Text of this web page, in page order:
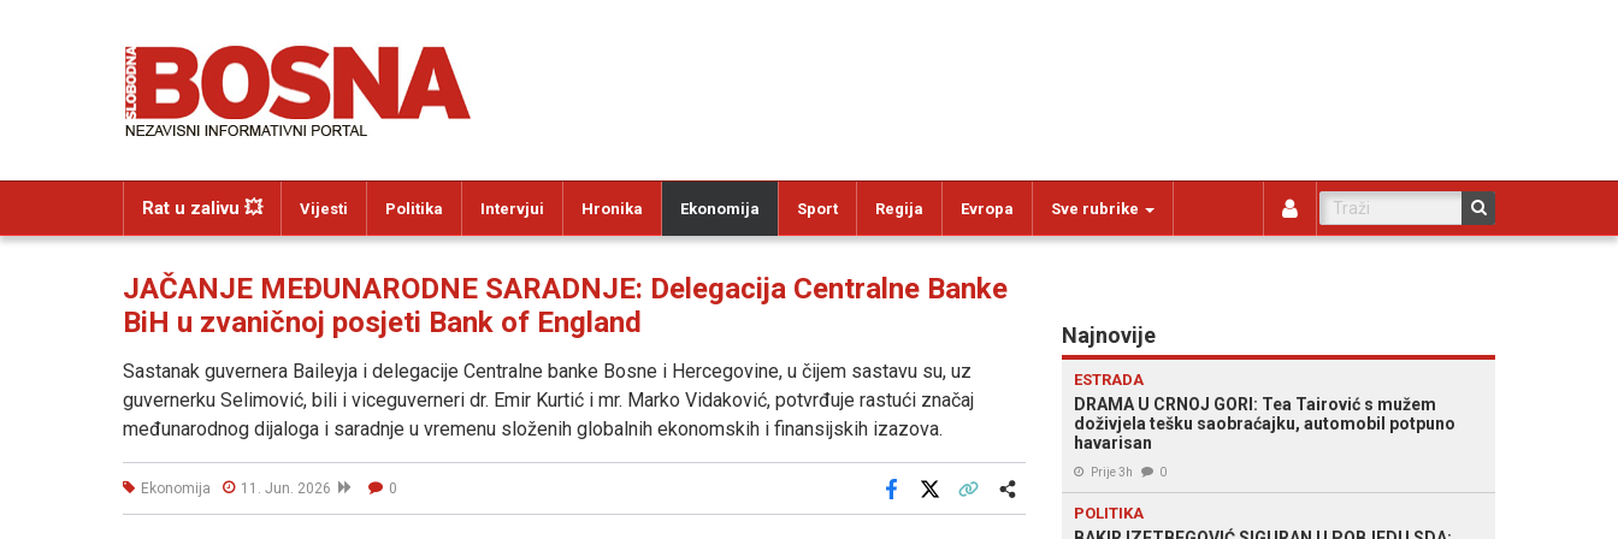
Rat u zalivu 💥 Vijesti Politika Intervjui Hronika Ekonomija Sport Regija Evropa Sve rubrike
JAČANJE MEĐUNARODNE SARADNJE: Delegacija Centralne Banke
BiH u zvaničnoj posjeti Bank of England
Sastanak guvernera Baileyja i delegacije Centralne banke Bosne i Hercegovine, u čijem sastavu su, uz
guvernerku Selimović, bili i viceguverneri dr. Emir Kurtić i mr. Marko Vidaković, potvrđuje rastući značaj
međunarodnog dijaloga i saradnje u vremenu složenih globalnih ekonomskih i finansijskih izazova.
Ekonomija 11. Jun. 2026 0
Facebook
Najnovije
ESTRADA
DRAMA U CRNOJ GORI: Tea Tairović s mužem
doživjela tešku saobraćajku, automobil potpuno
havarisan
Prije 3h 0
POLITIKA